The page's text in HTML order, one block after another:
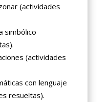
(actividades
simbólico
(actividades
con lenguaje
resueltas).